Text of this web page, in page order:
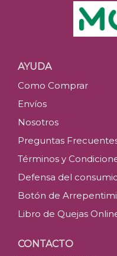
AYUDA
Como Comprar
Envíos
Nosotros
Preguntas
Términos y
Defensa del
Botón de
Libro de Quejas
CONTACTO